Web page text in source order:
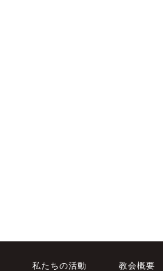
私たちの活動 教会概要